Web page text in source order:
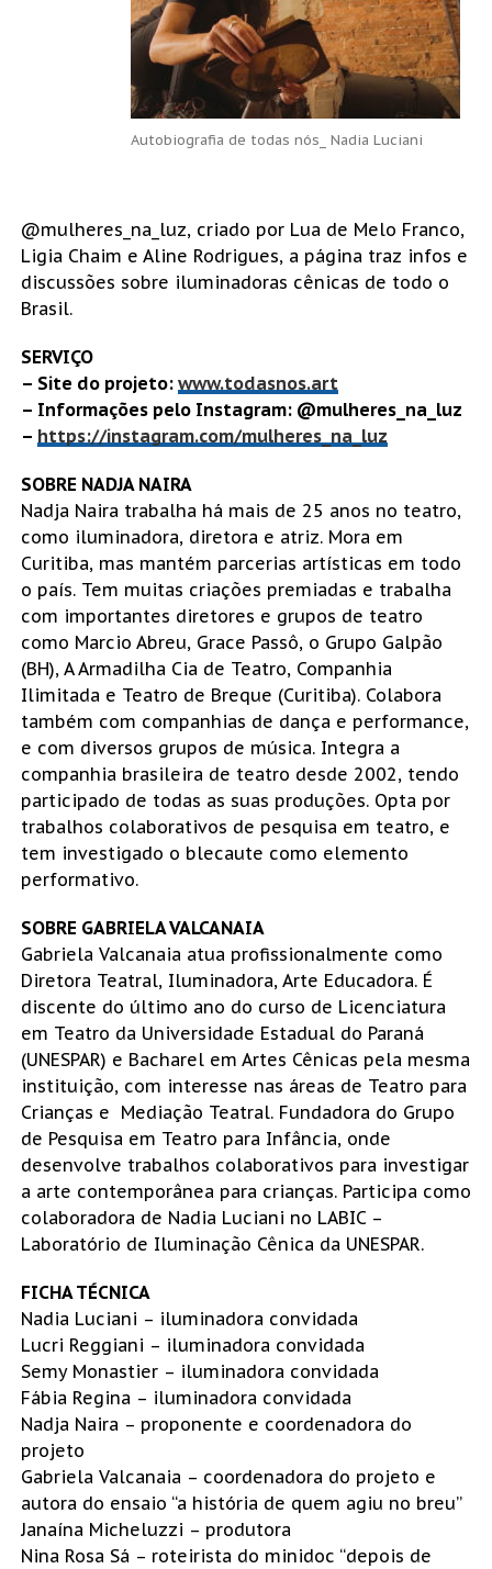
Autobiografia de todas nós_ Nadia Luciani
@mulheres_na_luz, criado por Lua de Melo Franco,
Ligia Chaim e Aline Rodrigues, a página traz infos e
discussões sobre iluminadoras cênicas de todo o
Brasil.
SERVIÇO
– Site do projeto: www.todasnos.art
– Informações pelo Instagram: @mulheres_na_luz
– https://instagram.com/mulheres_na_luz
SOBRE NADJA NAIRA
Nadja Naira trabalha há mais de 25 anos no teatro,
como iluminadora, diretora e atriz. Mora em
Curitiba, mas mantém parcerias artísticas em todo
o país. Tem muitas criações premiadas e trabalha
com importantes diretores e grupos de teatro
como Marcio Abreu, Grace Passô, o Grupo Galpão
(BH), A Armadilha Cia de Teatro, Companhia
Ilimitada e Teatro de Breque (Curitiba). Colabora
também com companhias de dança e performance,
e com diversos grupos de música. Integra a
companhia brasileira de teatro desde 2002, tendo
participado de todas as suas produções. Opta por
trabalhos colaborativos de pesquisa em teatro, e
tem investigado o blecaute como elemento
performativo.
SOBRE GABRIELA VALCANAIA
Gabriela Valcanaia atua profissionalmente como
Diretora Teatral, Iluminadora, Arte Educadora. É
discente do último ano do curso de Licenciatura
em Teatro da Universidade Estadual do Paraná
(UNESPAR) e Bacharel em Artes Cênicas pela mesma
instituição, com interesse nas áreas de Teatro para
Crianças e Mediação Teatral. Fundadora do Grupo
de Pesquisa em Teatro para Infância, onde
desenvolve trabalhos colaborativos para investigar
a arte contemporânea para crianças. Participa como
colaboradora de Nadia Luciani no LABIC –
Laboratório de Iluminação Cênica da UNESPAR.
FICHA TÉCNICA
Nadia Luciani – iluminadora convidada
Lucri Reggiani – iluminadora convidada
Semy Monastier – iluminadora convidada
Fábia Regina – iluminadora convidada
Nadja Naira – proponente e coordenadora do
projeto
Gabriela Valcanaia – coordenadora do projeto e
autora do ensaio “a história de quem agiu no breu”
Janaína Micheluzzi – produtora
Nina Rosa Sá – roteirista do minidoc “depois de